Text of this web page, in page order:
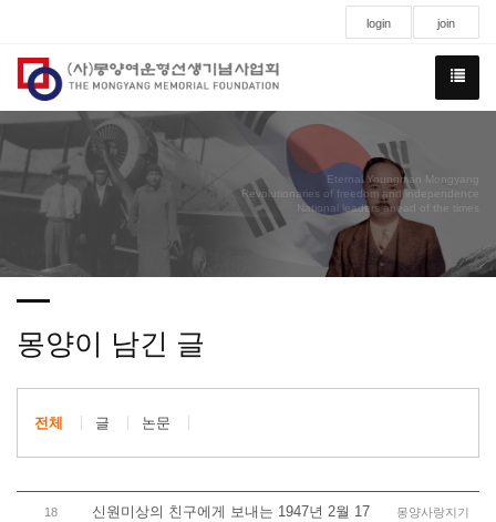
login join
Eternal Youngman Mongyang
Revolutionaries of freedom and independence
National leaders ahead of the times
몽양이 남긴 글
전체 글 논문
18
신원미상의 친구에게 보내는 1947년 2월 17
몽양사랑지기